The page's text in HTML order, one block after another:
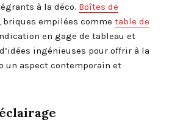
à la déco. Boîtes de
briques empilées comme table de
en gage de tableau et
ingénieuses pour offrir à la
un aspect contemporain et